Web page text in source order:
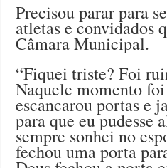
Precisou parar para
atletas e convidados
Câmara Municipal.
“Fiquei triste? Foi
Naquele momento
escancarou portas e
para que eu pudesse
sempre sonhei no
fechou uma porta